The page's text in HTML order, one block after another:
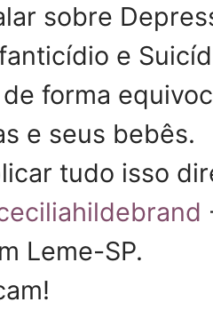
sobre
e
forma
e seus bebês.
tudo isso
Leme-SP.